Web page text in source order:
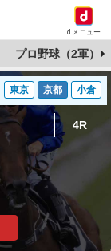
dメニュー
プロ野球（2軍）
東京 京都 小倉
4R